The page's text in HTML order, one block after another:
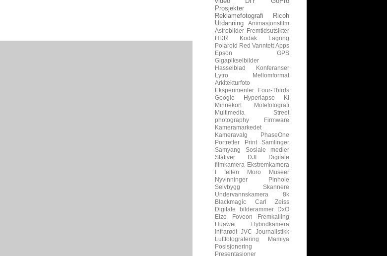
Prosjekter
Reklamefotografi
Ricoh
Utdanning
Animasjonsfilm
Astrobilder Fremtidsutsikter
HDR
Kodak
Lagring
Polaroid Red Vanntett Apps
Epson
GPS
Gigapikselbilder
Hasselblad
Konferanser
Lytro
Mellomformat
Arkitekturfoto
Eksperimenter
Four-Thirds
Google
Hyperlapse
KI
Minnekort
Motefotografi
Multimedia
Street
photography
Firmware
Kameramarkedet
Kameravalg
PhaseOne
Portretter
Print
Samlinger
Samyang
Sosiale medier
Stativer
DJI
Digitale
filmkamera Ekstremkamera
I felten
Moro
Museer
Nyvinninger
Pinhole
Selvbygg
Skannere
Undervannskamera
8k
Blackmagic
Carl Zeiss
Digitale bilderammer
DxO
Eizo
Foveon
Fremkalling
Huawei
Hybridkamera
Infrarødt JVC
Journalistikk
Luftfotografering
Mamiya
Posisjonering
Presentasjoner